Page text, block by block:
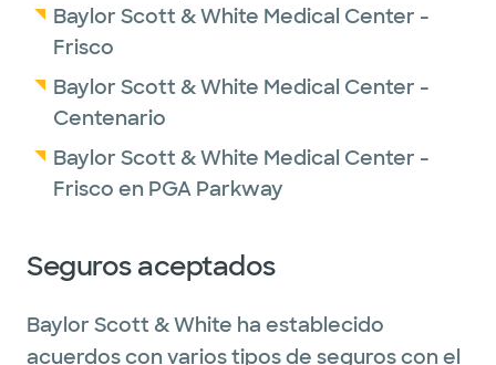
Baylor Scott & White Medical Center -
Frisco
Baylor Scott & White Medical Center -
Centenario
Baylor Scott & White Medical Center -
Frisco en PGA Parkway
Seguros aceptados
Baylor Scott & White ha establecido
acuerdos con varios tipos de seguros con el